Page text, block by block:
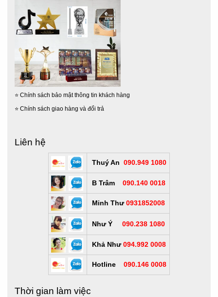
⭐ Chính sách bảo mật thông tin khách hàng
⭐ Chính sách giao hàng và đổi trả
Liên hệ
Thuý An 090.949 1080
B Trâm 090.140 0018
Minh Thư 0931852008
Như Ý 090.238 1080
Khả Như 094.992 0008
Hotline 090.146 0008
Thời gian làm việc